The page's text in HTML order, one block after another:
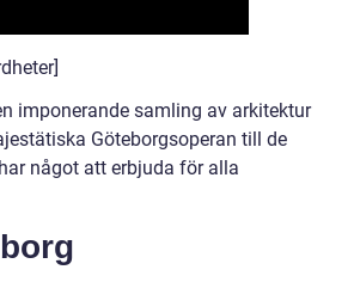
imponerande samling av arkitektur
Göteborgsoperan till de
något att erbjuda för alla